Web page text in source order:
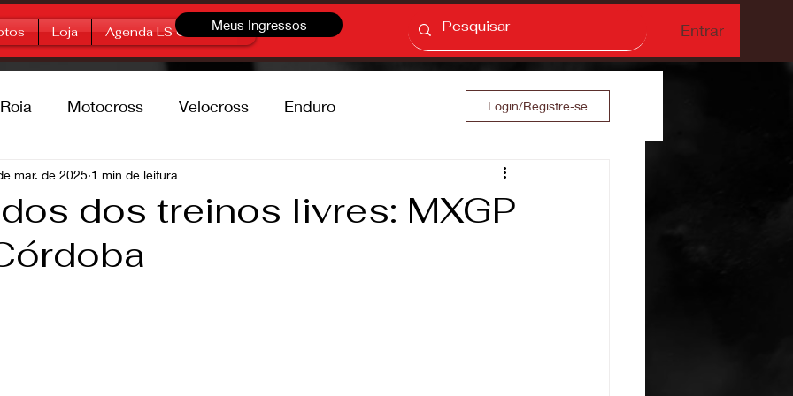
Loja Agenda LS OffroadMeus Ingressos Entrar
Motocross Velocross Enduro
Marcas
Login/Registre-se
dos treinos livres: MXGP
mar. de 2025 1 min de leitura